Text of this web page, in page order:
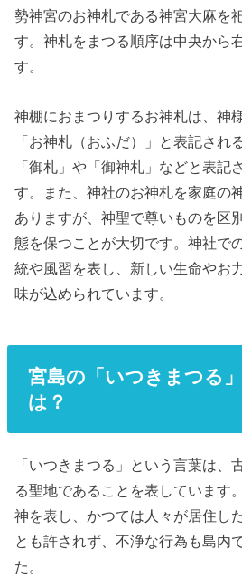
勢神宮のお神札である神宮大麻を
す。神札をまつる順序は中央から
す。
神棚におまつりするお神札は、神
「お神札（おふだ）」と表記され
「御札」や「御神札」などと表記
す。また、神社のお神札を家庭の
ありますが、神聖で尊いものを区
態を保つことが大切です。神社で
統や風習を表し、新しい生命やお
味が込められています。
宮島の「いつきまつる
は？
「いつきまつる」という言葉は、
る聖地であることを表しています
神を表し、かつては人々が居住し
とも許されず、不浄な行為も島内
た。